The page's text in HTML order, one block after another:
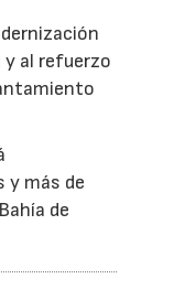
al refuerzo
y más de
de